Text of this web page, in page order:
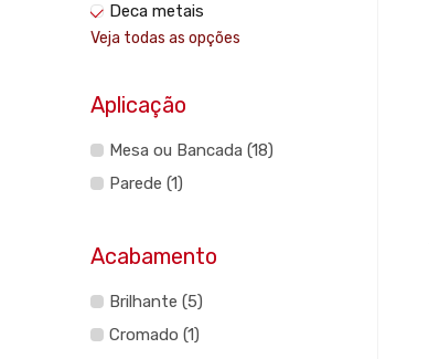
Deca metais
Veja todas as opções
Aplicação
Mesa ou Bancada (18)
Parede (1)
Acabamento
Brilhante (5)
Cromado (1)